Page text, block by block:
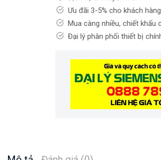
Ưu đãi 3-5% cho khách
Mua càng nhiều, chiết khấu
Đại lý phân phối thiết bị